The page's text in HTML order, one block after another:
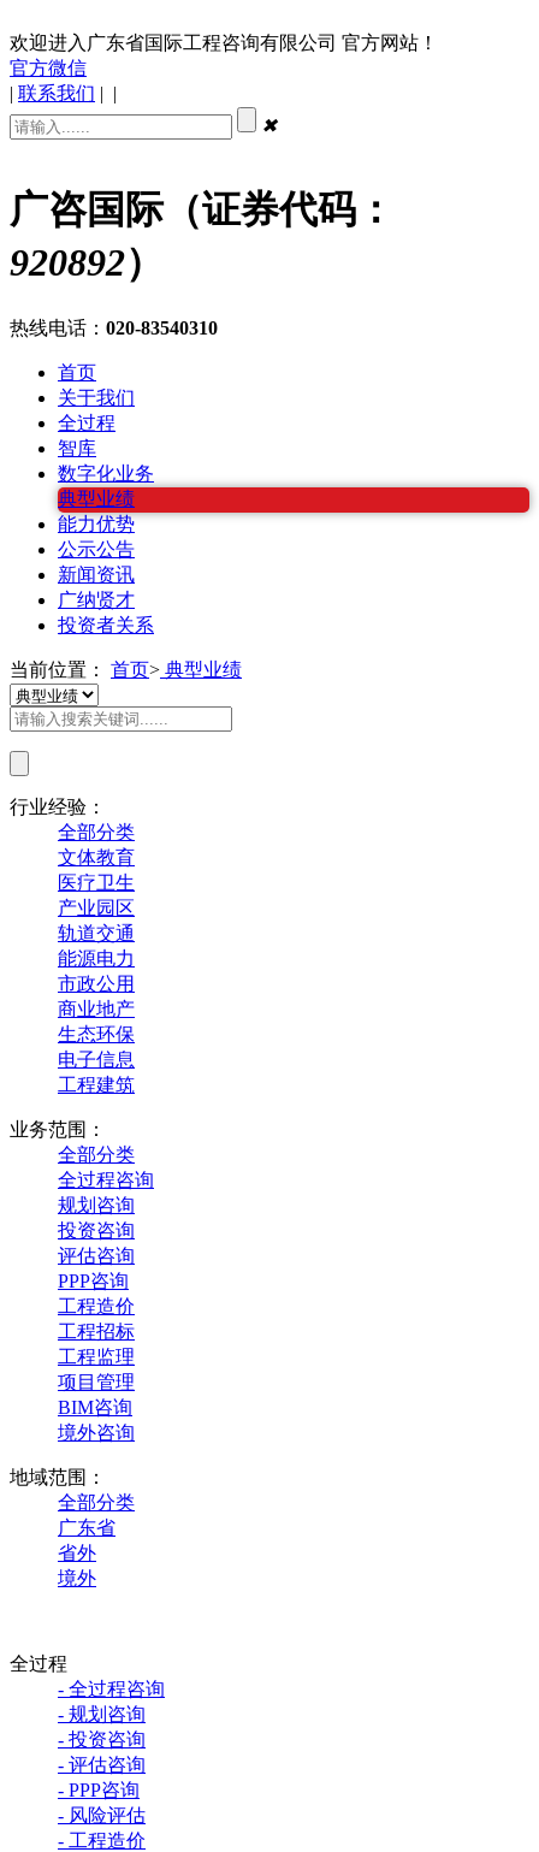
欢迎进入广东省国际工程咨询有限公司 官方网站！
官方微信
| 联系我们 | |
✖
广咨国际（证券代码：
920892）
热线电话： 020-83540310
首页
关于我们
全过程
智库
数字化业务
典型业绩
能力优势
公示公告
新闻资讯
广纳贤才
投资者关系
当前位置： 首页> 典型业绩
行业经验：
全部分类
文体教育
医疗卫生
产业园区
轨道交通
能源电力
市政公用
商业地产
生态环保
电子信息
工程建筑
业务范围：
全部分类
全过程咨询
规划咨询
投资咨询
评估咨询
PPP咨询
工程造价
工程招标
工程监理
项目管理
BIM咨询
境外咨询
地域范围：
全部分类
广东省
省外
境外
全过程
- 全过程咨询
- 规划咨询
- 投资咨询
- 评估咨询
- PPP咨询
- 风险评估
- 工程造价